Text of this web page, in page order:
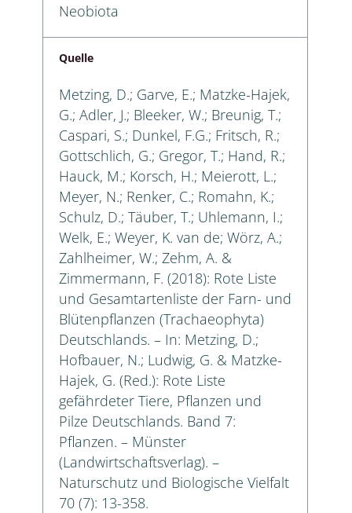
Neobiota
Quelle
Metzing, D.; Garve, E.; Matzke-Hajek,
G.; Adler, J.; Bleeker, W.; Breunig, T.;
Caspari, S.; Dunkel, F.G.; Fritsch, R.;
Gottschlich, G.; Gregor, T.; Hand, R.;
Hauck, M.; Korsch, H.; Meierott, L.;
Meyer, N.; Renker, C.; Romahn, K.;
Schulz, D.; Täuber, T.; Uhlemann, I.;
Welk, E.; Weyer, K. van de; Wörz, A.;
Zahlheimer, W.; Zehm, A. &
Zimmermann, F. (2018): Rote Liste
und Gesamtartenliste der Farn- und
Blütenpflanzen (Trachaeophyta)
Deutschlands. – In: Metzing, D.;
Hofbauer, N.; Ludwig, G. & Matzke-
Hajek, G. (Red.): Rote Liste
gefährdeter Tiere, Pflanzen und
Pilze Deutschlands. Band 7:
Pflanzen. – Münster
(Landwirtschaftsverlag). –
Naturschutz und Biologische Vielfalt
70 (7): 13-358.